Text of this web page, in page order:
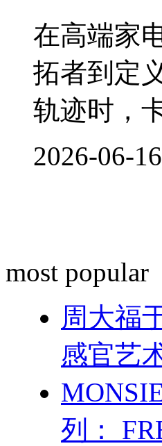
在高端家
拓者到定
轨迹时，
2026-06-16
most popular
周大福
感官艺
列：